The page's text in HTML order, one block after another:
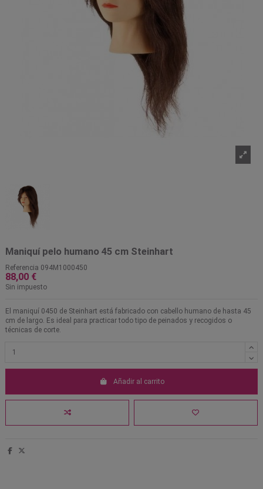
Maniquí pelo humano 45 cm Steinhart
Referencia 094M1000450
88,00 €
Sin impuesto
El maniquí 0450 de Steinhart está fabricado con cabello humano de hasta 45
cm de largo. Es ideal para practicar todo tipo de peinados y recogidos o
técnicas de corte.
Añadir al carrito